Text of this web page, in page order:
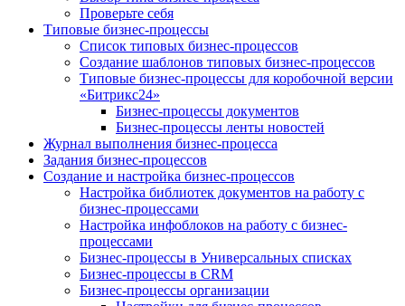
Проверьте себя
Типовые бизнес-процессы
Список типовых бизнес-процессов
Создание шаблонов типовых бизнес-процессов
Типовые бизнес-процессы для коробочной версии
«Битрикс24»
Бизнес-процессы документов
Бизнес-процессы ленты новостей
Журнал выполнения бизнес-процесса
Задания бизнес-процессов
Создание и настройка бизнес-процессов
Настройка библиотек документов на работу с
бизнес-процессами
Настройка инфоблоков на работу с бизнес-
процессами
Бизнес-процессы в Универсальных списках
Бизнес-процессы в CRM
Бизнес-процессы организации